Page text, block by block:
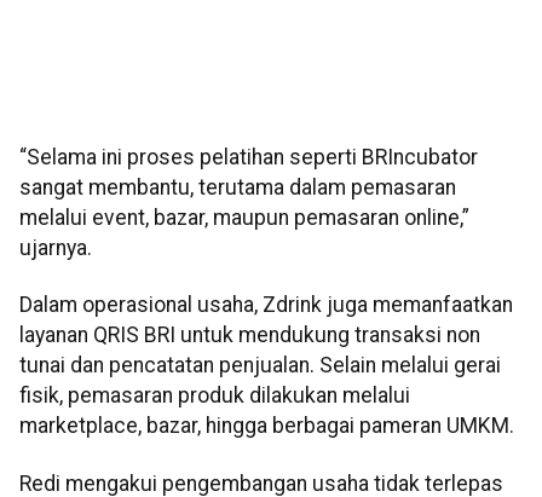
“Selama ini proses pelatihan seperti BRIncubator
sangat membantu, terutama dalam pemasaran
melalui event, bazar, maupun pemasaran online,”
ujarnya.
Dalam operasional usaha, Zdrink juga memanfaatkan
layanan QRIS BRI untuk mendukung transaksi non
tunai dan pencatatan penjualan. Selain melalui gerai
fisik, pemasaran produk dilakukan melalui
marketplace, bazar, hingga berbagai pameran UMKM.
Redi mengakui pengembangan usaha tidak terlepas